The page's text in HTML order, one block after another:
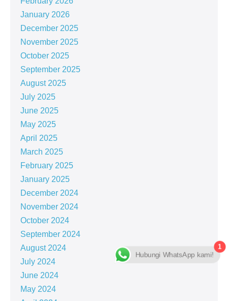
January 2026
December 2025
November 2025
October 2025
September 2025
August 2025
July 2025
June 2025
May 2025
April 2025
March 2025
February 2025
January 2025
December 2024
November 2024
October 2024
September 2024
August 2024
July 2024
June 2024
May 2024
1
Hubungi WhatsApp kami!